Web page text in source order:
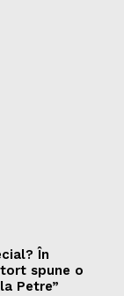
În
spune o
Petre”